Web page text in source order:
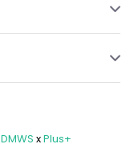
DMWS xPlus+